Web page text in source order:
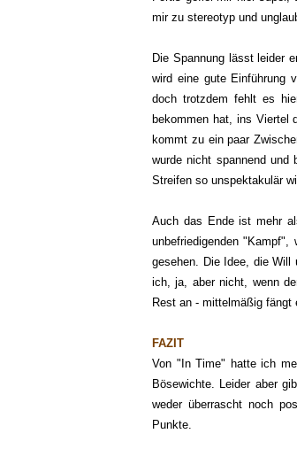
mir zu stereotyp und
Die Spannung lässt leider
wird eine gute Einführung
doch trotzdem fehlt es
bekommen hat, ins Viertel
kommt zu ein paar
wurde nicht spannend
Streifen so unspektakulär
Auch das Ende ist mehr
unbefriedigenden
gesehen. Die Idee, die
ich, ja, aber nicht, wenn
Rest an - mittelmäßig
FAZIT
Von "In Time" hatte ich
Bösewichte. Leider aber
weder überrascht noch
Punkte.